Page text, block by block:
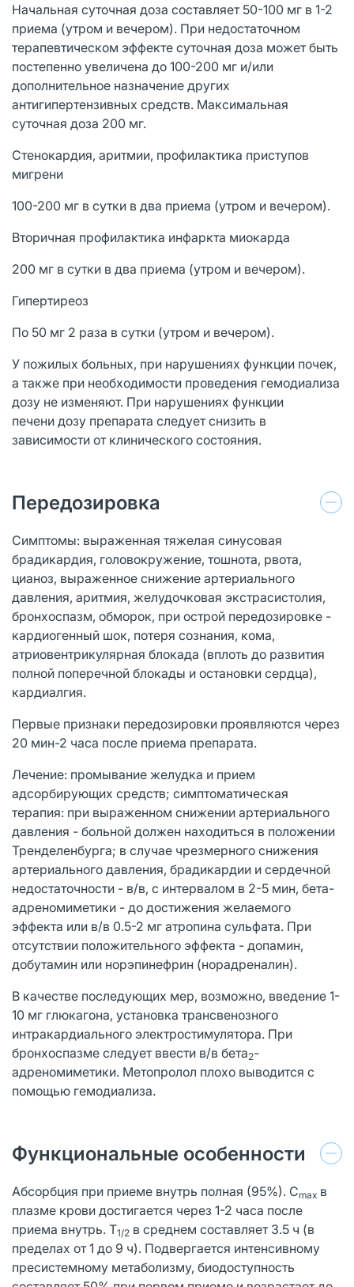
Начальная суточная доза составляет 50-100 мг в 1-2
приема (утром и вечером). При недостаточном
терапевтическом эффекте суточная доза может быть
постепенно увеличена до 100-200 мг и/или
дополнительное назначение других
антигипертензивных средств. Максимальная
суточная доза 200 мг.
Стенокардия, аритмии, профилактика приступов
мигрени
100-200 мг в сутки в два приема (утром и вечером).
Вторичная профилактика инфаркта миокарда
200 мг в сутки в два приема (утром и вечером).
Гипертиреоз
По 50 мг 2 раза в сутки (утром и вечером).
У пожилых больных, при нарушениях функции почек,
а также при необходимости проведения гемодиализа
дозу не изменяют. При нарушениях функции
печени дозу препарата следует снизить в
зависимости от клинического состояния.
Передозировка
Симптомы: выраженная тяжелая синусовая
брадикардия, головокружение, тошнота, рвота,
цианоз, выраженное снижение артериального
давления, аритмия, желудочковая экстрасистолия,
бронхоспазм, обморок, при острой передозировке -
кардиогенный шок, потеря сознания, кома,
атриовентрикулярная блокада (вплоть до развития
полной поперечной блокады и остановки сердца),
кардиалгия.
Первые признаки передозировки проявляются через
20 мин-2 часа после приема препарата.
Лечение: промывание желудка и прием
адсорбирующих средств; симптоматическая
терапия: при выраженном снижении артериального
давления - больной должен находиться в положении
Тренделенбурга; в случае чрезмерного снижения
артериального давления, брадикардии и сердечной
недостаточности - в/в, с интервалом в 2-5 мин, бета-
адреномиметики - до достижения желаемого
эффекта или в/в 0.5-2 мг атропина сульфата. При
отсутствии положительного эффекта - допамин,
добутамин или норэпинефрин (норадреналин).
В качестве последующих мер, возможно, введение 1-
10 мг глюкагона, установка трансвенозного
интракардиального электростимулятора. При
бронхоспазме следует ввести в/в бета2-
адреномиметики. Метопролол плохо выводится с
помощью гемодиализа.
Функциональные особенности
Абсорбция при приеме внутрь полная (95%). Cmax в
плазме крови достигается через 1-2 часа после
приема внутрь. T1/2 в среднем составляет 3.5 ч (в
пределах от 1 до 9 ч). Подвергается интенсивному
пресистемному метаболизму, биодоступность